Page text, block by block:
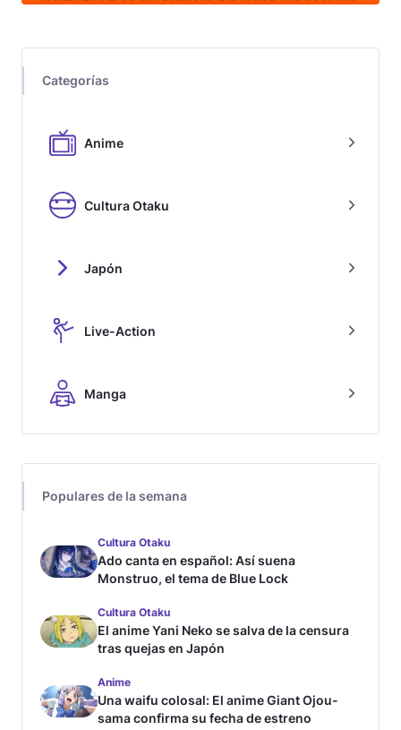
Categorías
Anime
Cultura Otaku
Japón
Live-Action
Manga
Populares de la semana
Cultura Otaku
Ado canta en español: Así suena
Monstruo, el tema de Blue Lock
Cultura Otaku
El anime Yani Neko se salva de la censura
tras quejas en Japón
Anime
Una waifu colosal: El anime Giant Ojou-
sama confirma su fecha de estreno